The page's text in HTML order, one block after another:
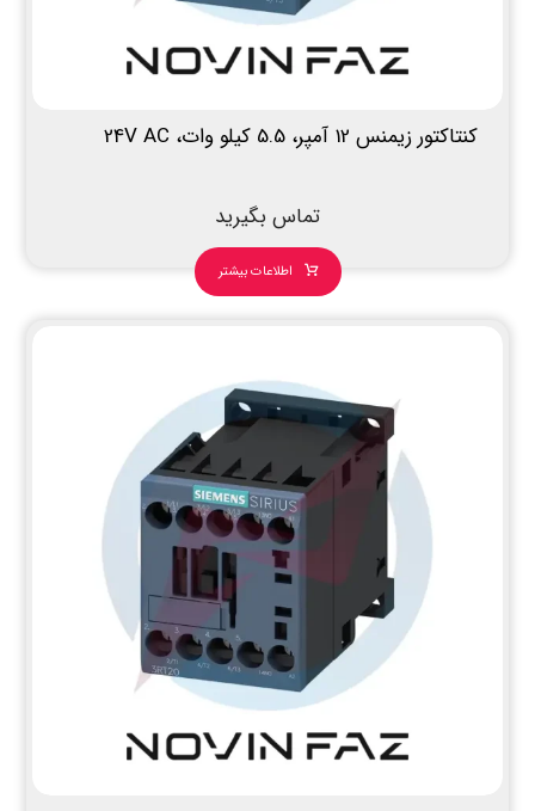
کنتاکتور زیمنس 12 آمپر، 5.5 کیلو وات، 24V AC
تماس بگیرید
اطلاعات بیشتر